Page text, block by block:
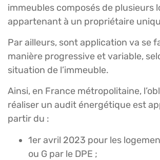
immeubles composés de plusieurs
appartenant à un propriétaire
Par ailleurs, sont application va se
manière progressive et variable,
situation de l’immeuble.
Ainsi, en France métropolitaine,
réaliser un audit énergétique est
partir du :
1er avril 2023 pour les
ou G par le DPE ;